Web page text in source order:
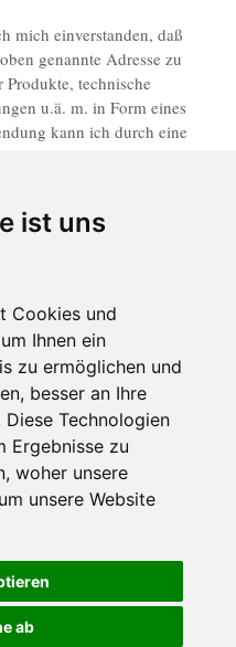
ist uns
Cookies und
Ihnen ein
zu ermöglichen und
besser an Ihre
Diese Technologien
Ergebnisse zu
woher unsere
unsere Website
ab
mich einverstanden, daß
genannte Adresse zu
technische
u.ä. m. in Form eines
kann ich durch eine
Widerruf benutzte
des Widerspruchs wird
email-adresse
kündbaren Newsletter.
D-60433 Frankfurt